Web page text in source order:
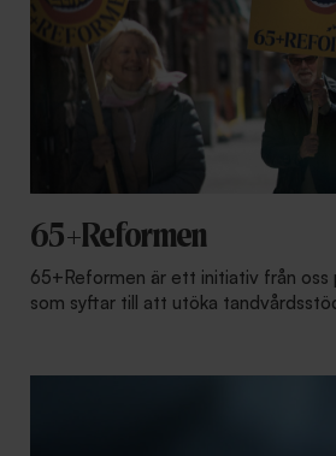
65+Reformen
65+Reformen är ett initiativ från oss
som syftar till att utöka